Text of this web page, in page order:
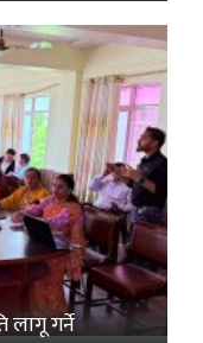
लागू गर्ने